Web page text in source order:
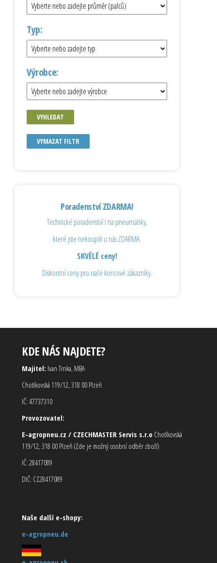
Typ:
Výrobce:
VYHLEDAT
VYMAZAT FILTR
Poradenství ZDARMA!
Technické poradenství i na pneumatiky,
které jste nekoupili u nás ZDARMA.
SKVĚLÉ ceny!
Diskontní ceny pro naše koncové zákazníky.
KDE NÁS NAJDETE?
Majitel: Ivan Trnka, MBA
Chotíkovská 119/12, 318 00 Plzeň
IČ: 47737310
Provozovatel:
E-agropneu.cz / CZECHMASTER Servis s.r.o Chotíkovská
119/12, 318 00 Plzeň (Zde je možný osobní odběr zboží)
IČ: 28417089
DIČ: CZ28417089
Naše další e-shopy:
e-agropneu.de